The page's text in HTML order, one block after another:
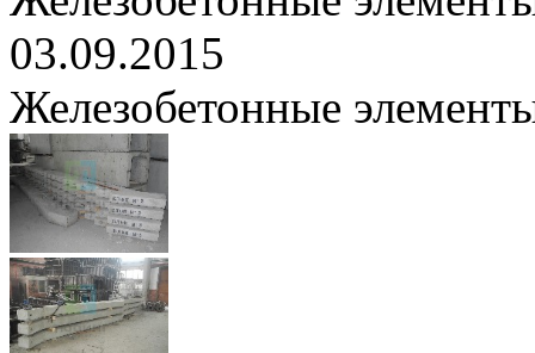
03.09.2015
Железобетонные